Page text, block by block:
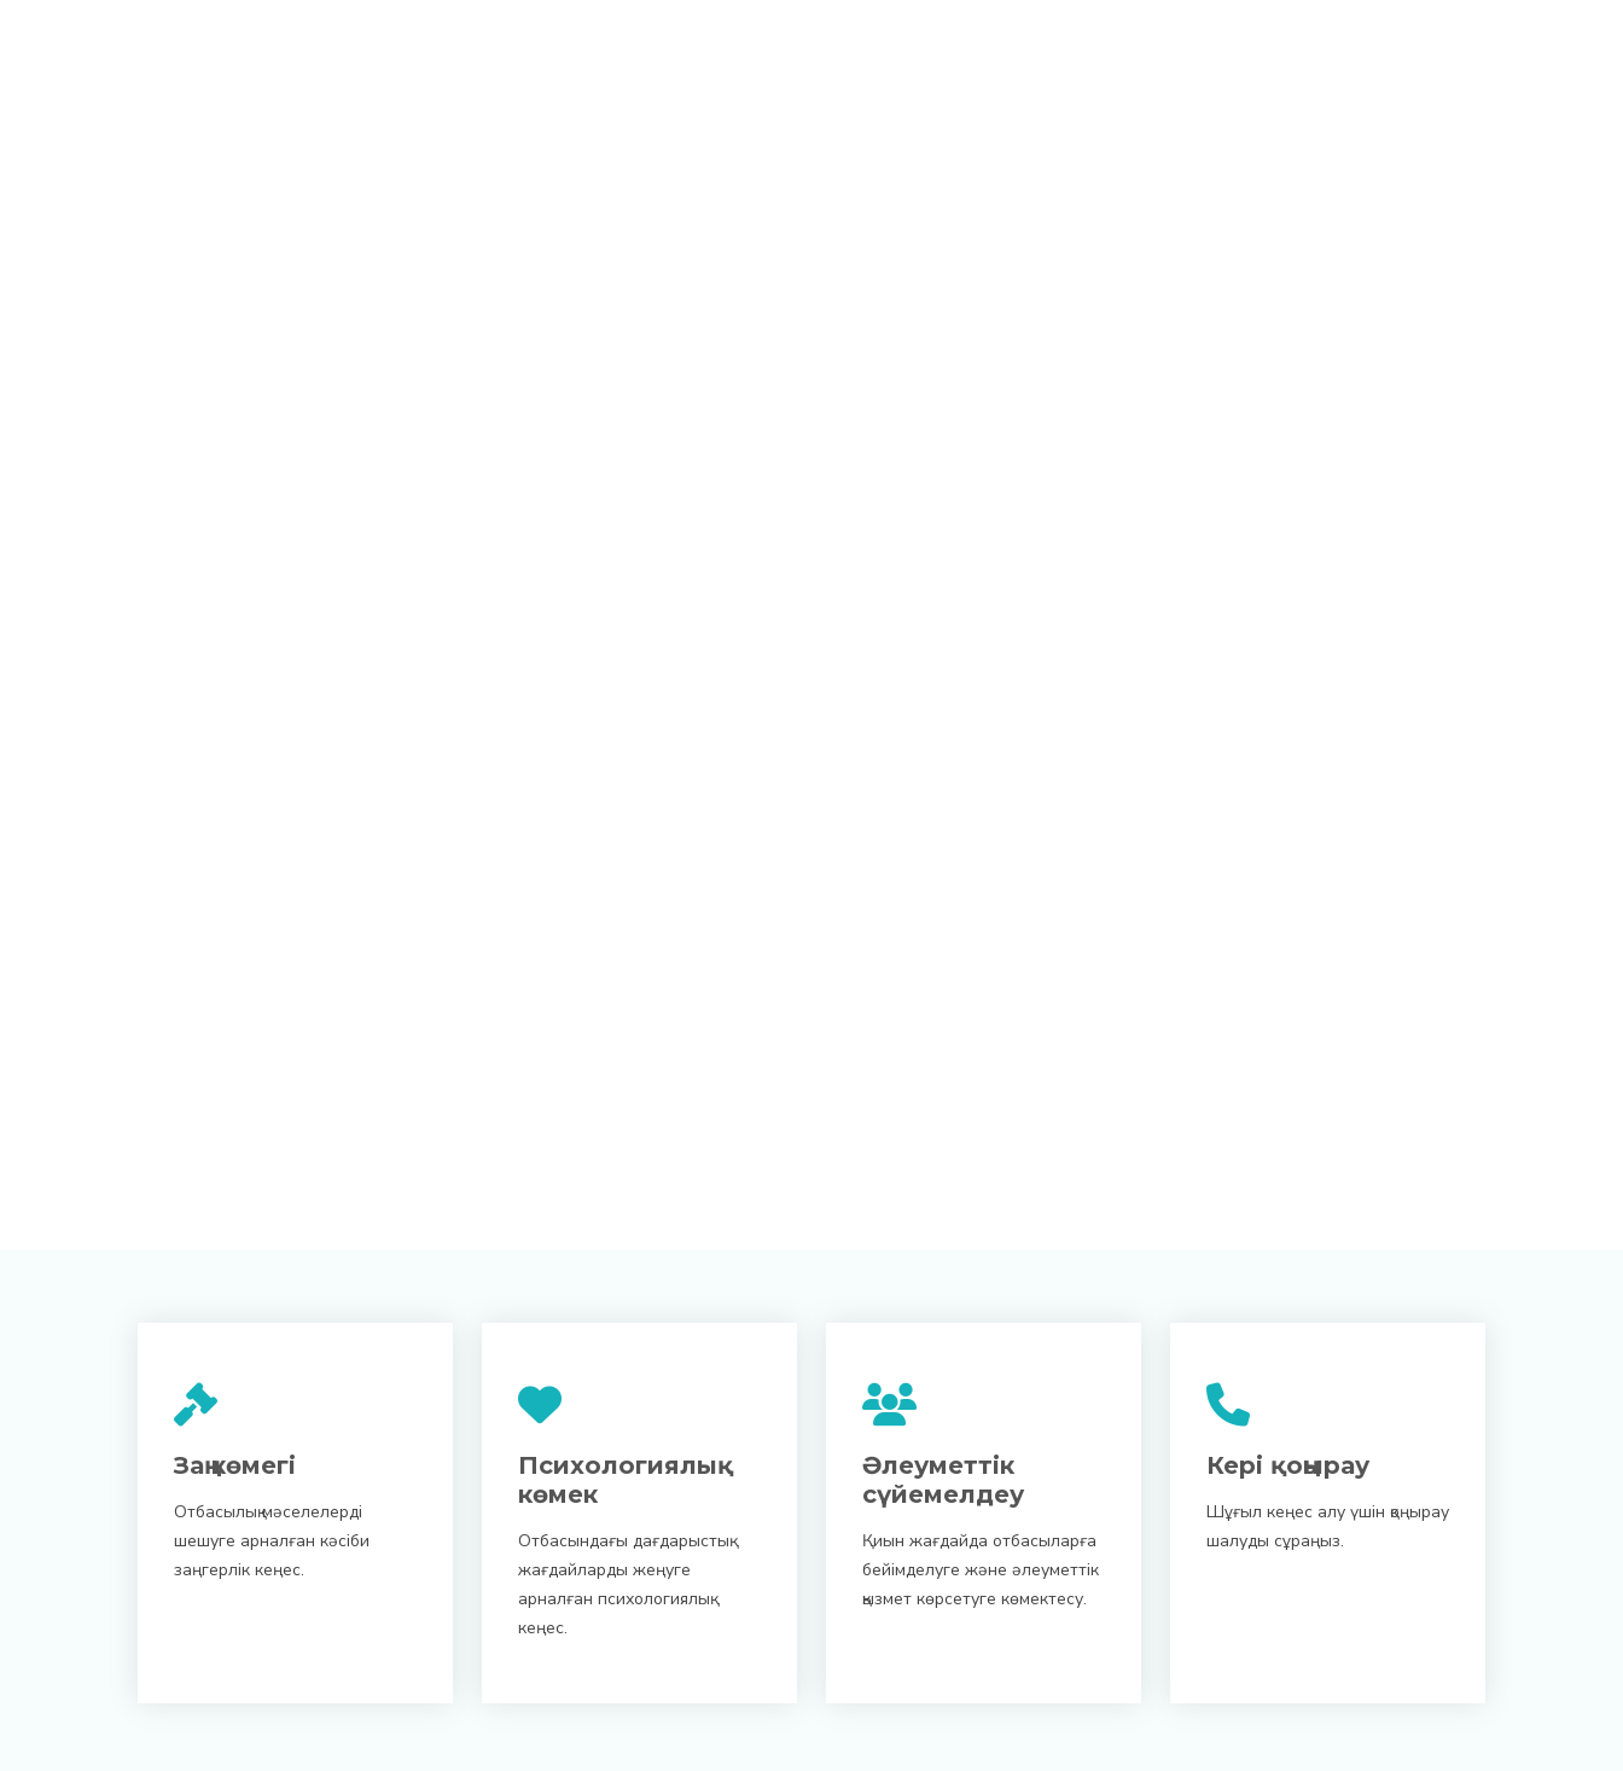
Заң көмегі
Отбасылық мәселелерді
шешуге арналған кәсіби
заңгерлік кеңес.
Психологиялық
көмек
Отбасындағы дағдарыстық
жағдайларды жеңуге
арналған психологиялық
кеңес.
Әлеуметтік
сүйемелдеу
Қиын жағдайда отбасыларға
бейімделуге және әлеуметтік
қызмет көрсетуге көмектесу.
Кері қоңырау
Шұғыл кеңес алу үшін қоңырау
шалуды сұраңыз.